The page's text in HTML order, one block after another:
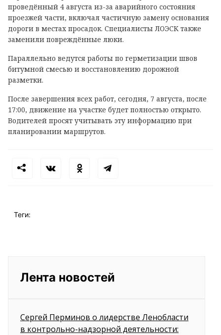
проведённый 4 августа из-за аварийного состояния
проезжей части, включал частичную замену основания
дороги в местах просадок. Специалисты ЛОЭСК также
заменили повреждённые люки.
Параллельно ведутся работы по герметизации швов
битумной смесью и восстановлению дорожной
разметки.
После завершения всех работ, сегодня, 7 августа, после
17:00, движение на участке будет полностью открыто.
Водителей просят учитывать эту информацию при
планировании маршрутов.
Теги:
Лента новостей
Сергей Перминов о лидерстве Ленобласти
в контрольно-надзорной деятельности: